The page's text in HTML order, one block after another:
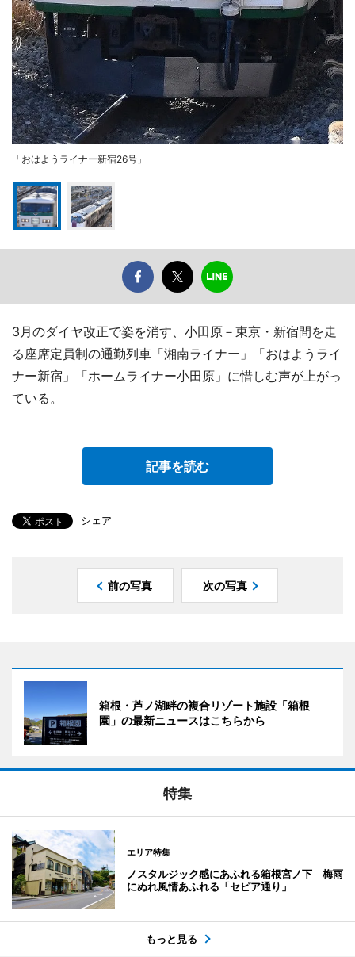
「おはようライナー新宿26号」
3月のダイヤ改正で姿を消す、小田原－東京・新宿間を走
る座席定員制の通勤列車「湘南ライナー」「おはようライ
ナー新宿」「ホームライナー小田原」に惜しむ声が上がっ
ている。
記事を読む
シェア
前の写真 次の写真
箱根・芦ノ湖畔の複合リゾート施設「箱根
園」の最新ニュースはこちらから
特集
エリア特集
ノスタルジック感にあふれる箱根宮ノ下 梅雨
にぬれ風情あふれる「セピア通り」
もっと見る